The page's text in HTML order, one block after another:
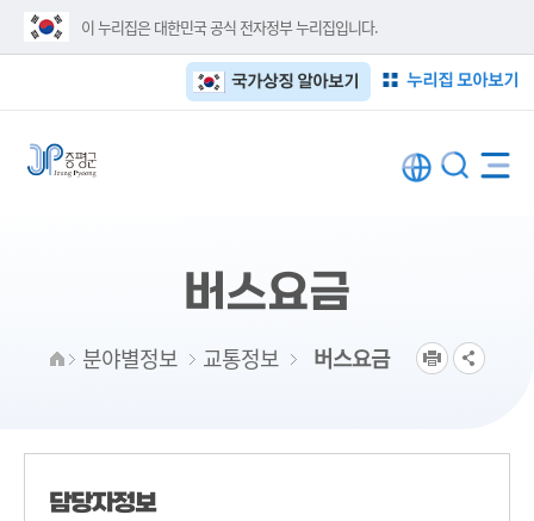
이 누리집은 대한민국 공식 전자정부 누리집입니다.
누리집 모아보기
국가상징 알아보기
버스요금
분야별정보 교통정보 버스요금
담당자정보